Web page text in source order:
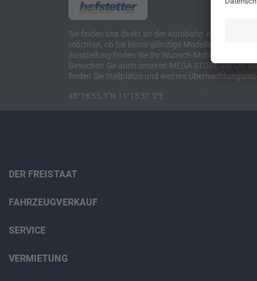
Sie finden uns direkt an der Autobahn A8
möchten, ob Sie kleine günstige Modelle suchen,
Ausstellung finden Sie Ihr Wunsch-Mobil und alles
Besuchen Sie auch unseren MEGA STORE vor Ort
finden Sie Stellplätze und weitere
48°16'55.3"N 11°15'37.3"E
DER FREISTAAT
FAHRZEUGVERKAUF
SERVICE
VERMIETUNG